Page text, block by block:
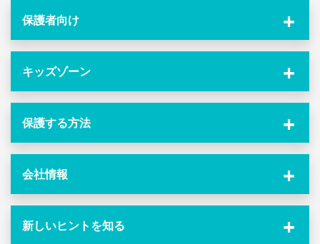
保護者向け
キッズゾーン
保護する方法
会社情報
新しいヒントを知る